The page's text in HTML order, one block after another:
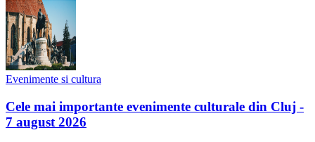
Evenimente si cultura
Cele mai importante evenimente culturale din Cluj -
7 august 2026